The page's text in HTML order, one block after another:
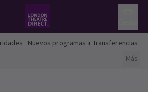
Nuevos programas + Transferencias
Más